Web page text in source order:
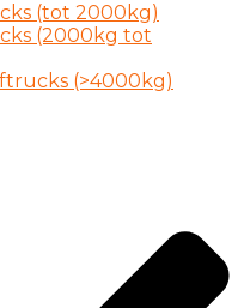
(tot 2000kg)
(2000kg tot
(>4000kg)